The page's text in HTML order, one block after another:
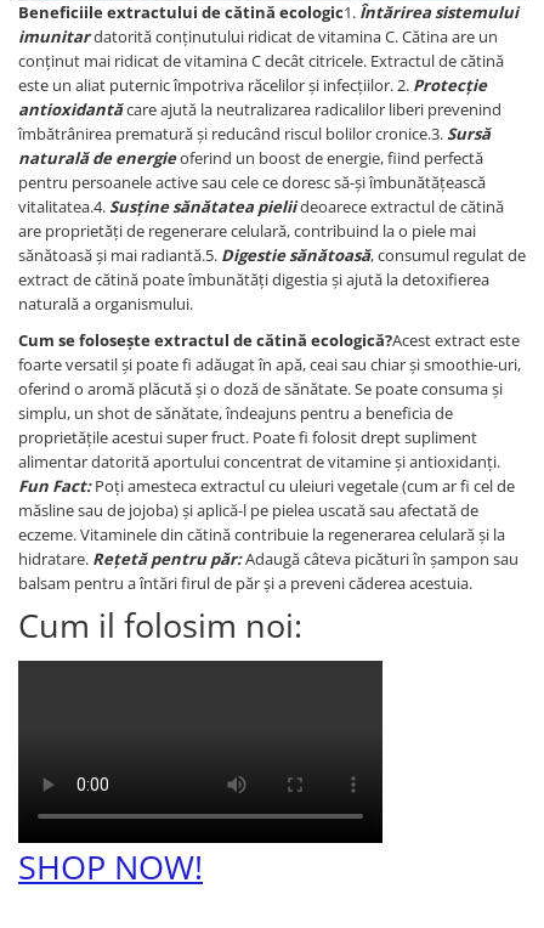
Beneficiile extractului de cătină ecologic1. Întărirea sistemului
imunitardatorită conținutului ridicat de vitamina C. Cătina are un
conținut mai ridicat de vitamina C decât citricele. Extractul de cătină
este un aliat puternic împotriva răcelilor și infecțiilor. 2. Protecție
antioxidantăcare ajută la neutralizarea radicalilor liberi prevenind
îmbătrânirea prematură și reducând riscul bolilor cronice.3.Sursă
naturală de energieoferind un boost de energie, fiind perfectă
pentru persoanele active sau cele ce doresc să-și îmbunătățească
vitalitatea.4.Susține sănătatea pieliideoarece extractul de cătină
are proprietăți de regenerare celulară, contribuind la o piele mai
sănătoasă și mai radiantă.5. Digestie sănătoasă, consumul regulat de
extract de cătină poate îmbunătăți digestia și ajută la detoxifierea
naturală a organismului.
Cum se folosește extractul de cătină ecologică?Acest extract este
foarte versatil și poate fi adăugat în apă, ceai sau chiar și smoothie-uri,
oferind o aromă plăcută și o doză de sănătate. Se poate consuma și
simplu, un shot de sănătate, îndeajuns pentru a beneficia de
proprietățile acestui super fruct. Poate fi folosit drept supliment
alimentar datorită aportului concentrat de vitamine și antioxidanți.
Fun Fact:Poți amesteca extractul cu uleiuri vegetale (cum ar fi cel de
măsline sau de jojoba) și aplică-l pe pielea uscată sau afectată de
eczeme. Vitaminele din cătină contribuie la regenerarea celulară și la
hidratare. Rețetă pentru păr:Adaugă câteva picături în șampon sau
balsam pentru a întări firul de păr și a preveni căderea acestuia.
Cum il folosim noi:
SHOP NOW!